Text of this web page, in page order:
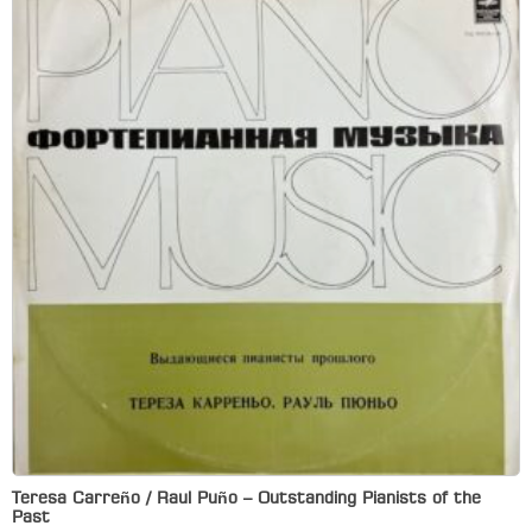
Teresa Carreño / Raul Puño – Outstanding Pianists of the
Past